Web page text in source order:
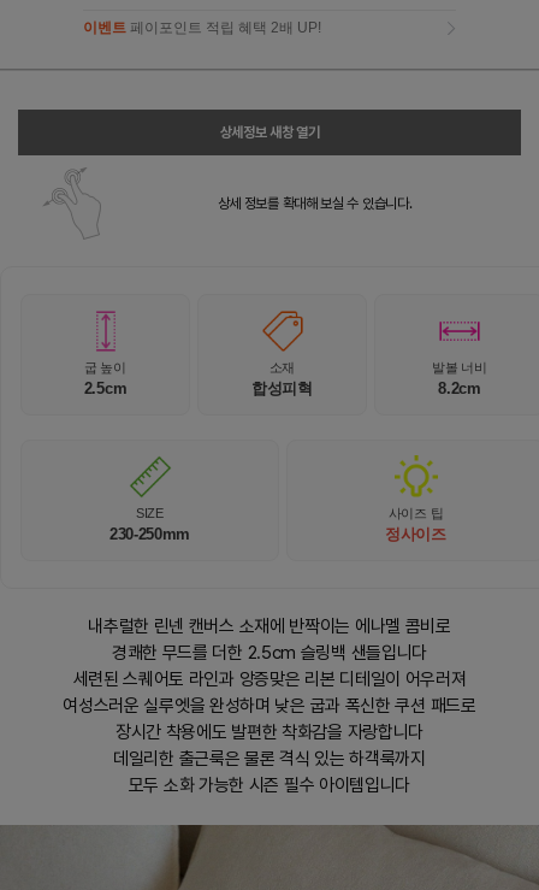
이벤트 페이포인트 적립 혜택 2배 UP!
이벤트페이포인트 적립 혜택 2배 UP!
상세정보 새창 열기
상세 정보를 확대해 보실 수 있습니다.
굽 높이
2.5cm
소재
합성피혁
발볼 너비
8.2cm
SIZE
230-250mm
사이즈 팁
정사이즈
내추럴한 린넨 캔버스 소재에 반짝이는 에나멜 콤비로
경쾌한 무드를 더한 2.5cm 슬링백 샌들입니다
세련된 스퀘어토 라인과 앙증맞은 리본 디테일이 어우러져
여성스러운 실루엣을 완성하며 낮은 굽과 폭신한 쿠션 패드로
장시간 착용에도 발편한 착화감을 자랑합니다
데일리한 출근룩은 물론 격식 있는 하객룩까지
모두 소화 가능한 시즌 필수 아이템입니다